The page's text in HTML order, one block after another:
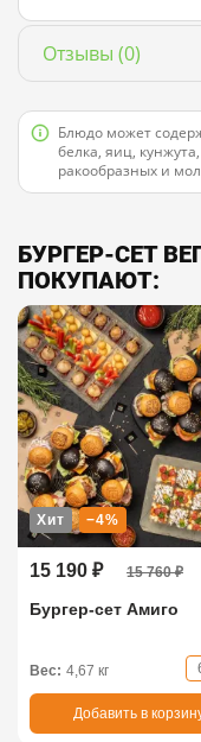
Отзывы (0)
Блюдо может
белка, яиц,
ракообразных и
БУРГЕР-СЕТ
ПОКУПАЮТ:
Хит −4%
15 190 ₽ 15 760 ₽
Бургер-сет Амиго
Вес: 4,67 кг
Добавить в